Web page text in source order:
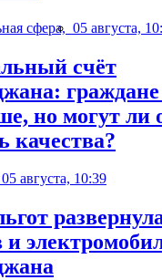
сфера, 05 августа,
счёт
но могут ли
качества?
05 августа, 10:39
и